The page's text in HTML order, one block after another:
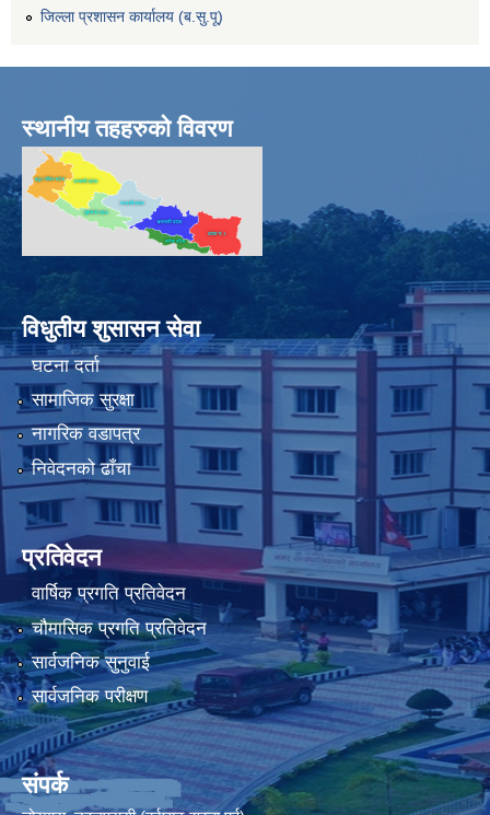
जिल्ला प्रशासन कार्यालय (ब.सु.पू)
स्थानीय तहहरुको विवरण
विधुतीय शुसासन सेवा
घटना दर्ता
सामाजिक सुरक्षा
नागरिक वडापत्र
निवेदनको ढाँचा
प्रतिवेदन
वार्षिक प्रगति प्रतिवेदन
चौमासिक प्रगति प्रतिवेदन
सार्वजनिक सुनुवाई
सार्वजनिक परीक्षण
संपर्क